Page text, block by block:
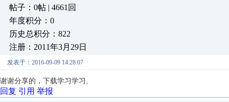
帖子：0帖 | 4661回
年度积分：0
历史总积分：822
注册：2011年3月29日
发表于：2016-09-09 14:28:07
谢谢分享的，下载学习学习,
回复 引用 举报